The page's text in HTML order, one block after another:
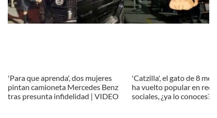
'Para que aprenda', dos mujeres
pintan camioneta Mercedes Benz
tras presunta infidelidad | VIDEO
'Catzilla', el gato de 8
ha vuelto popular en
sociales, ¿ya lo conoces?